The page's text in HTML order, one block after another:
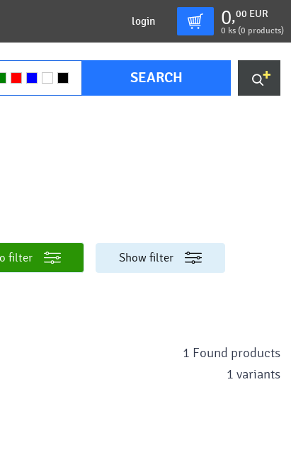
login 0,00 EUR
0 ks (0 products)
SEARCH
filter Show filter
1 Found products
1 variants